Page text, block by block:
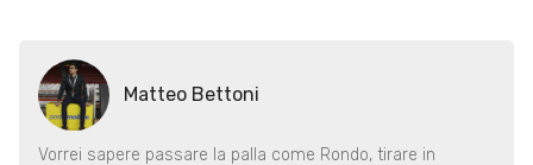
Matteo Bettoni
Vorrei sapere passare la palla come Rondo, tirare in